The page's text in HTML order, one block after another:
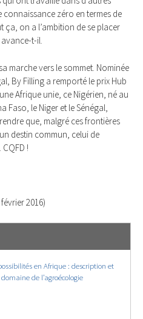
zéro en termes de
ça, on a l’ambition de se placer
t-il.
marche vers le sommet. Nominée
By Filling a remporté le prix Hub
Afrique unie, ce Nigérien, né au
Faso, le Niger et le Sénégal,
que, malgré ces frontières
destin commun, celui de
!
février 2016)
en Afrique : description et
de l’agroécologie